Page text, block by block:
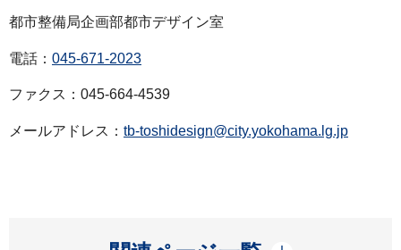
都市整備局企画部都市デザイン室
電話： 045-671-2023
ファクス：045-664-4539
メールアドレス： tb-toshidesign@city.yokohama.lg.jp